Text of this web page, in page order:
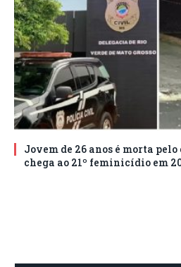
Jovem de 26 anos é morta
chega ao 21º feminicídio em